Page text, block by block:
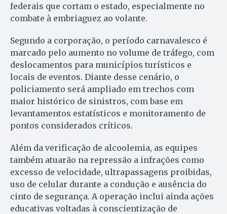
federais que cortam o estado, especialmente no
combate à embriaguez ao volante.
Segundo a corporação, o período carnavalesco é
marcado pelo aumento no volume de tráfego, com
deslocamentos para municípios turísticos e
locais de eventos. Diante desse cenário, o
policiamento será ampliado em trechos com
maior histórico de sinistros, com base em
levantamentos estatísticos e monitoramento de
pontos considerados críticos.
Além da verificação de alcoolemia, as equipes
também atuarão na repressão a infrações como
excesso de velocidade, ultrapassagens proibidas,
uso de celular durante a condução e ausência do
cinto de segurança. A operação inclui ainda ações
educativas voltadas à conscientização de